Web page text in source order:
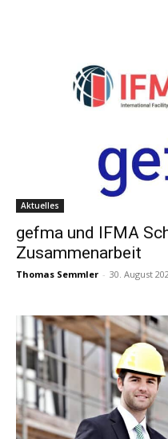
Aktuelles
gefma und IFMA
Zusammenarbeit
Thomas Semmler - 30. August